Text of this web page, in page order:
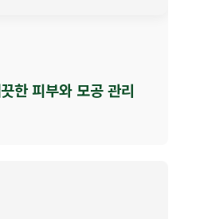
한 피부와 모공 관리